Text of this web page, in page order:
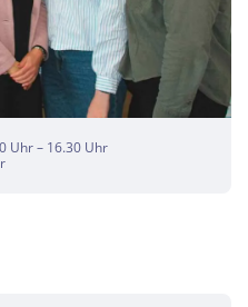
Uhr – 16.30 Uhr